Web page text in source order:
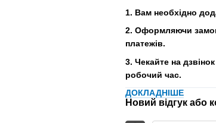
1. Вам необхідно
2. Оформляючи
платежів.
3. Чекайте на
робочий час.
ДОКЛАДНІШЕ
Новий відгук або